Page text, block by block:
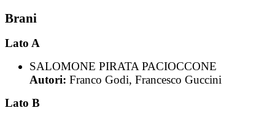
Brani
Lato A
SALOMONE PIRATA PACIOCCONE
Autori: Franco Godi, Francesco Guccini
Lato B